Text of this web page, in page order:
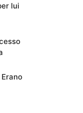
lui